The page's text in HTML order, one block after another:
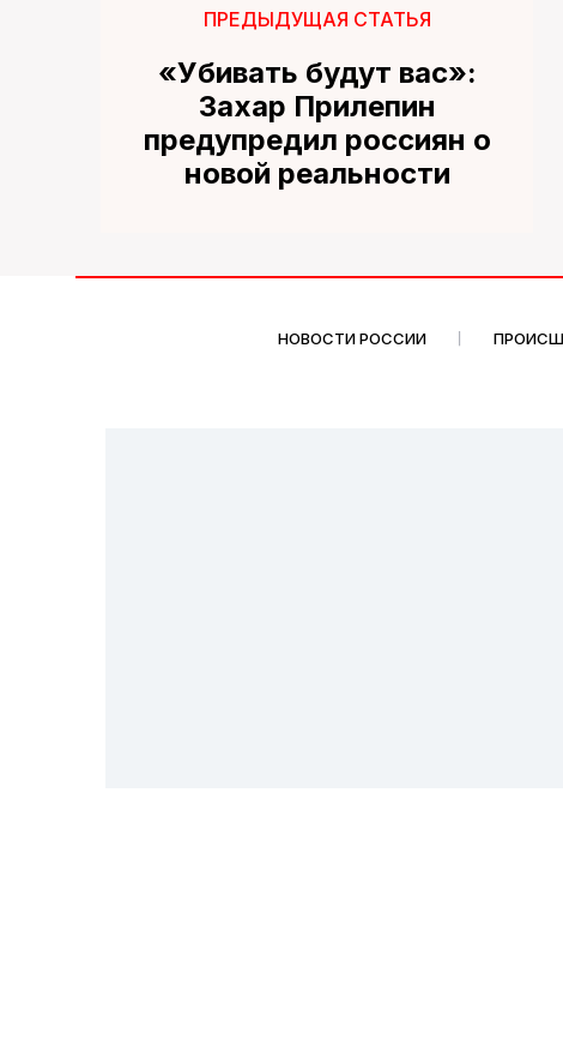
ПРЕДЫДУЩАЯ СТАТЬЯ
«Убивать будут вас»:
Захар Прилепин
предупредил россиян о
новой реальности
НОВОСТИ РОССИИ